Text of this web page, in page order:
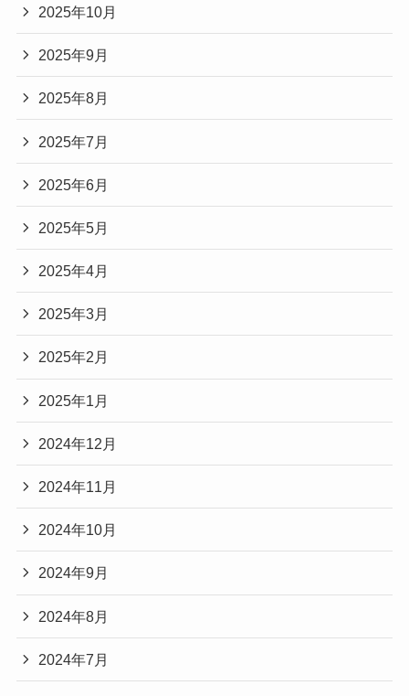
2025年10月
2025年9月
2025年8月
2025年7月
2025年6月
2025年5月
2025年4月
2025年3月
2025年2月
2025年1月
2024年12月
2024年11月
2024年10月
2024年9月
2024年8月
2024年7月